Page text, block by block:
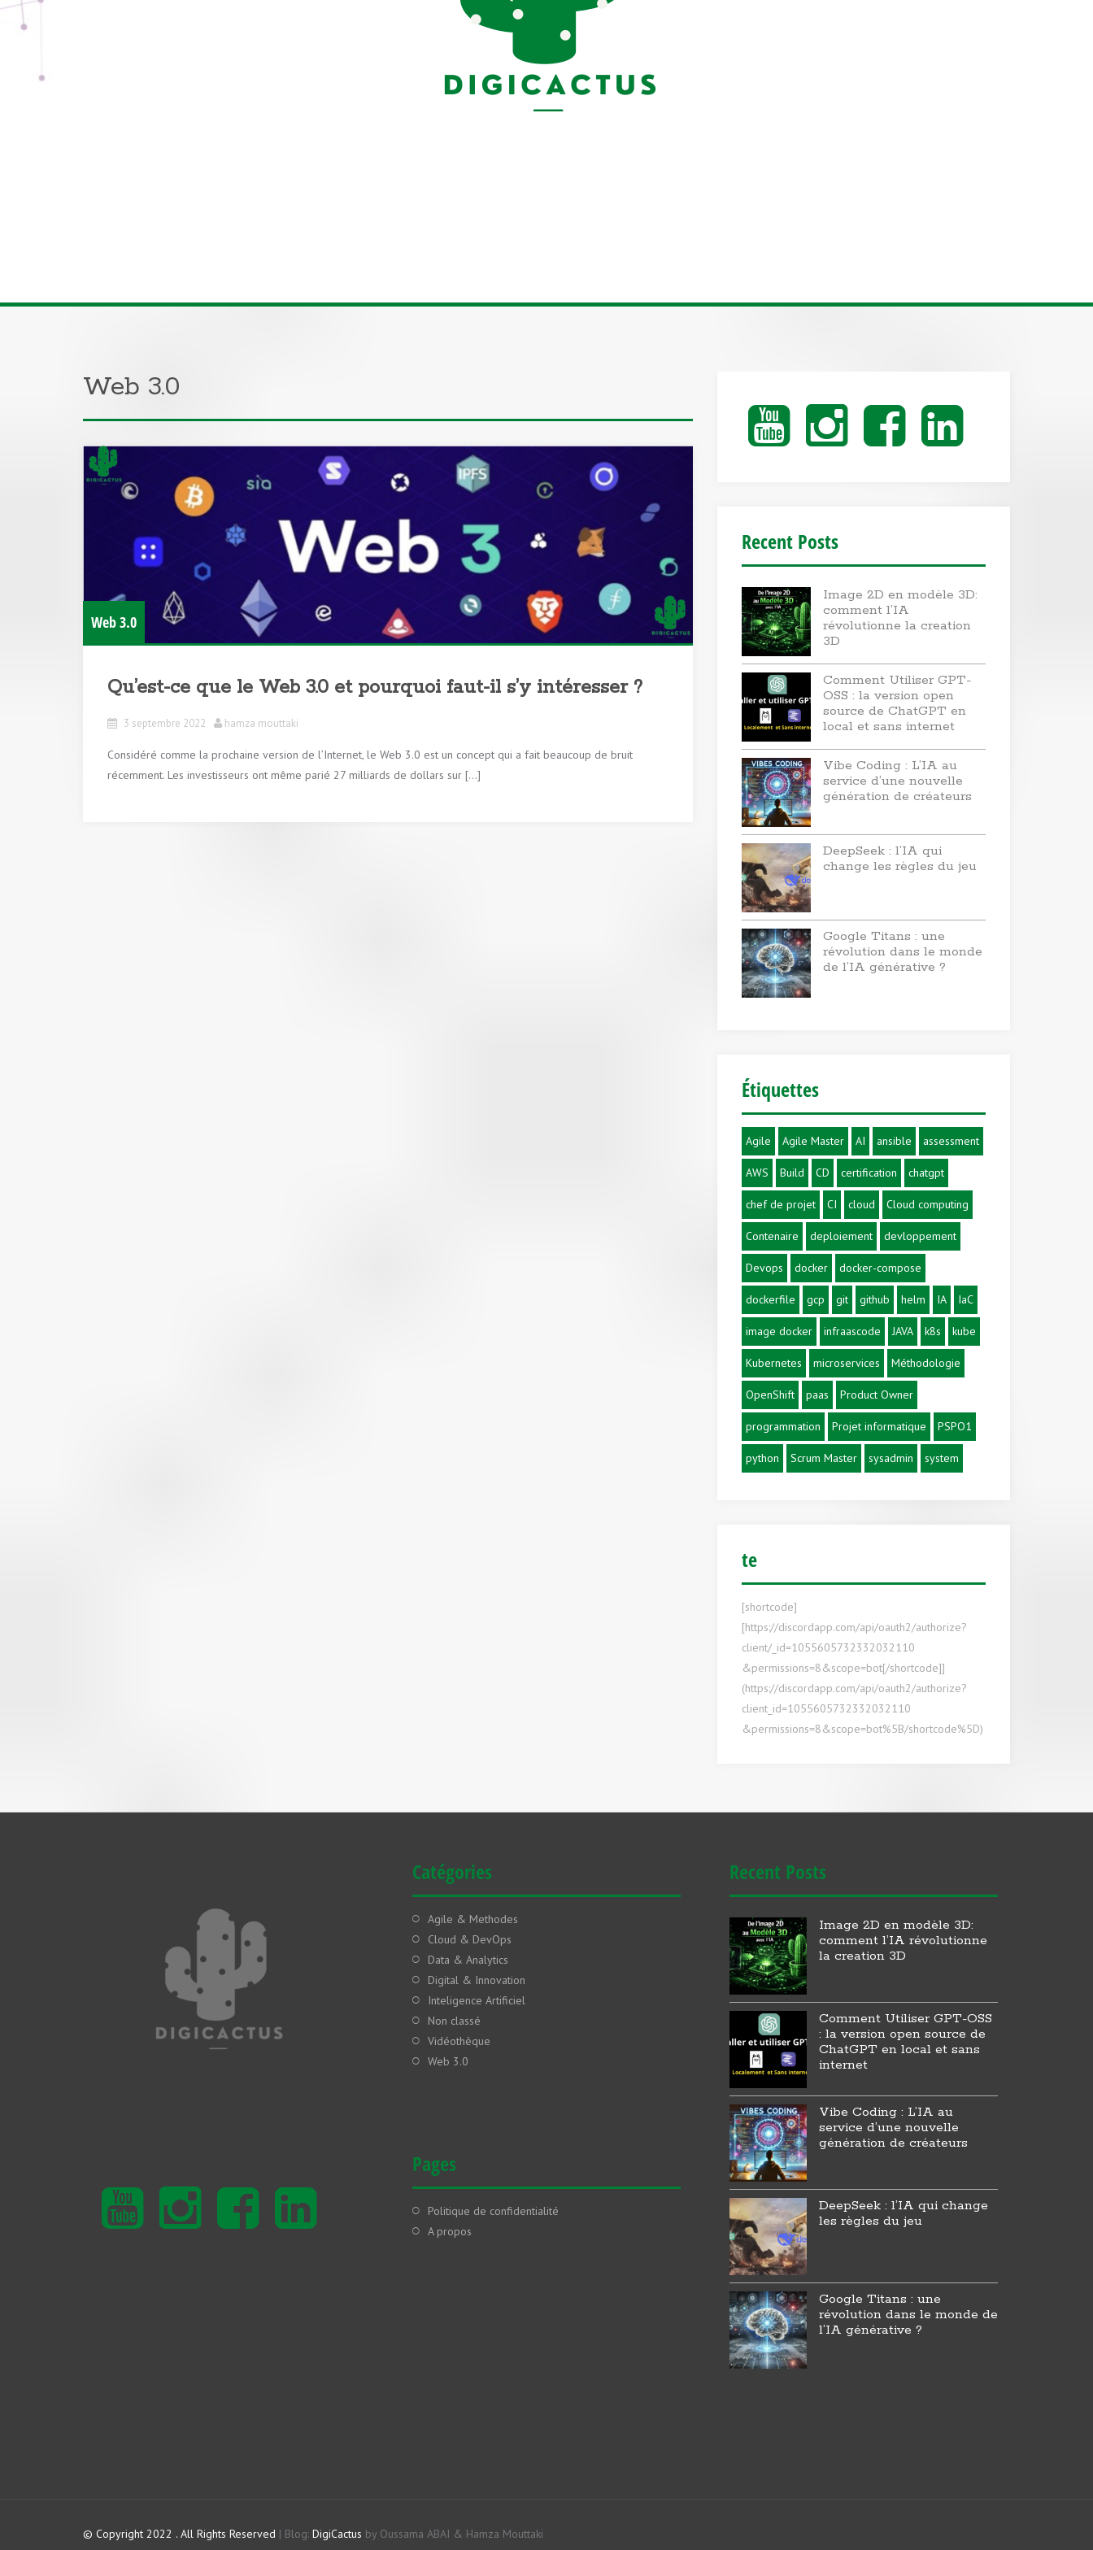
Web 3.0
Web 3.0
Qu’est-ce que le Web 3.0 et pourquoi faut-il s’y intéresser ?
3 septembre 2022 hamza mouttaki
Considéré comme la prochaine version de l’Internet, le Web 3.0 est un concept qui a fait beaucoup de bruit
récemment. Les investisseurs ont même parié 27 milliards de dollars sur […]
Youtube Instagram Facebook Linkedin
Recent Posts
Image 2D en modèle 3D:
comment l’IA
révolutionne la creation
3D
Comment Utiliser GPT-
OSS : la version open
source de ChatGPT en
local et sans internet
Vibe Coding : L’IA au
service d’une nouvelle
génération de créateurs
DeepSeek : l’IA qui
change les règles du jeu
Google Titans : une
révolution dans le monde
de l’IA générative ?
Étiquettes
Agile Agile Master AI ansible assessment
AWS Build CD certification chatgpt
chef de projet CI cloud Cloud computing
Contenaire deploiement devloppement
Devops docker docker-compose
dockerfile gcp git github helm IA IaC
image docker infraascode JAVA k8s kube
Kubernetes microservices Méthodologie
OpenShift paas Product Owner
programmation Projet informatique PSPO1
python Scrum Master sysadmin system
te
[shortcode]
[https://discordapp.com/api/oauth2/authorize?
client/_id=1055605732332032110
&permissions=8&scope=bot[/shortcode]]
(https://discordapp.com/api/oauth2/authorize?
client_id=1055605732332032110
&permissions=8&scope=bot%5B/shortcode%5D)
Youtube Instagram Facebook Linkedin
Catégories
Agile & Methodes
Cloud & DevOps
Data & Analytics
Digital & Innovation
Inteligence Artificiel
Non classé
Vidéothèque
Web 3.0
Pages
Politique de confidentialité
A propos
Recent Posts
Image 2D en modèle 3D:
comment l’IA révolutionne
la creation 3D
Comment Utiliser GPT-OSS
: la version open source de
ChatGPT en local et sans
internet
Vibe Coding : L’IA au
service d’une nouvelle
génération de créateurs
DeepSeek : l’IA qui change
les règles du jeu
Google Titans : une
révolution dans le monde de
l’IA générative ?
© Copyright 2022 . All Rights Reserved | Blog: DigiCactus by Oussama ABAI & Hamza Mouttaki